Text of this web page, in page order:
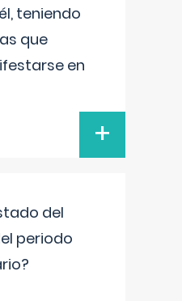
teniendo
que
en
+
del
periodo